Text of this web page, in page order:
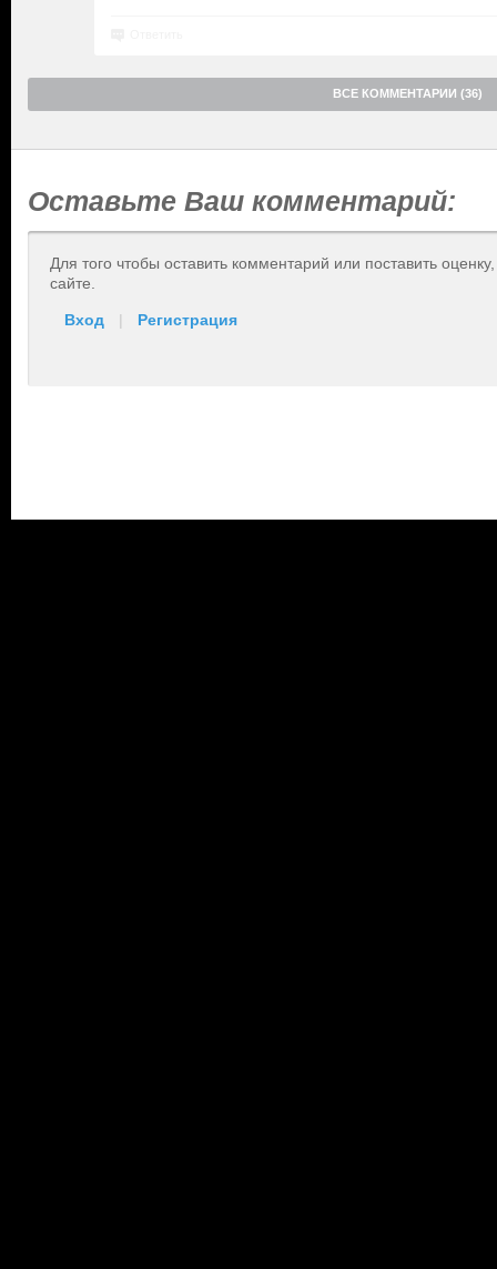
ВСЕ КОММЕНТАРИИ (36)
Оставьте Ваш комментарий:
Для того чтобы оставить комментарий или поставить
сайте.
Вход | Регистрация